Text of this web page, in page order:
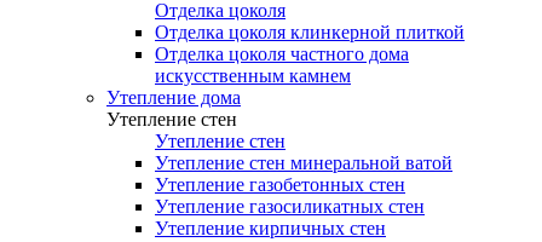
Отделка цоколя
Отделка цоколя клинкерной плиткой
Отделка цоколя частного дома
искусственным камнем
Утепление дома
Утепление стен
Утепление стен
Утепление стен минеральной ватой
Утепление газобетонных стен
Утепление газосиликатных стен
Утепление кирпичных стен